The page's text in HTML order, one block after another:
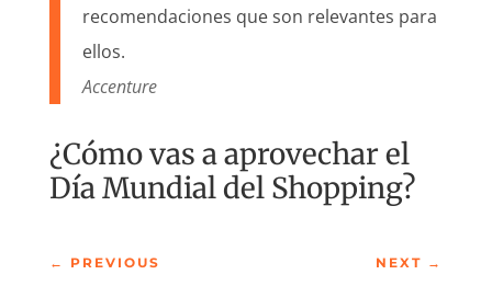
recomendaciones que son relevantes para
ellos.
Accenture
¿Cómo vas a aprovechar el
Día Mundial del Shopping?
← PREVIOUS NEXT →